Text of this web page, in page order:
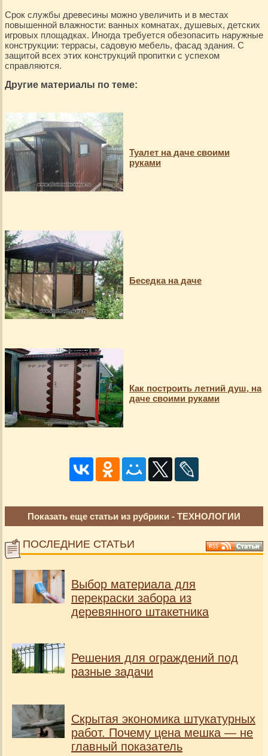
Срок службы древесины можно увеличить и в местах
повышенной влажности: ванных комнатах, душевых, детских
игровых площадках. Иногда требуется обезопасить наружные
конструкции: террасы, садовую мебель, фасад здания. С
защитой всех этих конструкций пропитки с успехом
справляются.
Другие материалы по теме:
Туалет на даче своими
руками
Беседка на даче
Как построить летний душ, на
даче своими руками
Показать еще статьи из рубрики - ТЕХНОЛОГИИ
ПОСЛЕДНИЕ СТАТЬИ
Выбор материала для
перекраски забора из
деревянного штакетника
Решения для ограждений под
разные задачи
Скрытая экономика штукатурных
работ. Почему цена мешка — не
главный показатель